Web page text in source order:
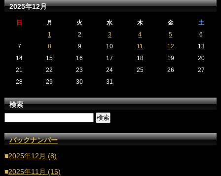
2025年12月
日 月 火 水 木 金
土
1
2 3 4 5
6
7
8 9 10 11 12
13
14
15 16 17 18 19
20
21
22 23 24 25 26
27
28
29 30 31
検索
バックナンバー
■2025年12月 (8)
■2025年11月 (16)